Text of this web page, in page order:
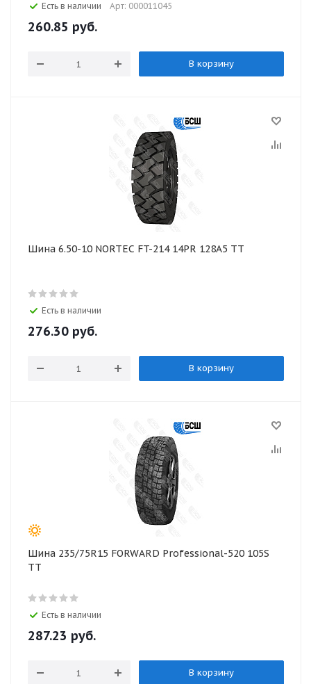
Есть в наличии Арт: 000011045
260.85 руб.
В корзину
Шина 6.50-10 NORTEC FT-214 14PR 128А5 ТТ
Есть в наличии
276.30 руб.
В корзину
Шина 235/75R15 FORWARD Professional-520 105S
TT
Есть в наличии
287.23 руб.
В корзину